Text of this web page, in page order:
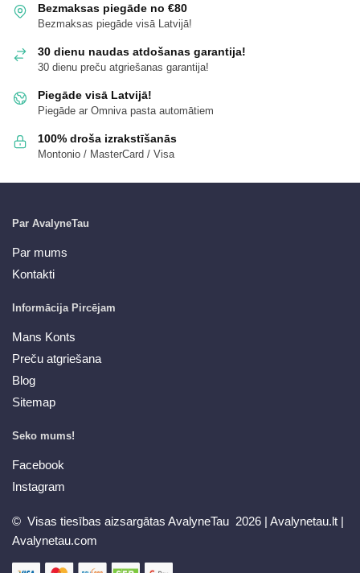
Bezmaksas piegāde no €80
Bezmaksas piegāde visā Latvijā!
30 dienu naudas atdošanas garantija!
30 dienu preču atgriešanas garantija!
Piegāde visā Latvijā!
Piegāde ar Omniva pasta automātiem
100% droša izrakstīšanās
Montonio / MasterCard / Visa
Par AvalyneTau
Par mums
Kontakti
Informācija Pircējam
Mans Konts
Preču atgriešana
Blog
Sitemap
Seko mums!
Facebook
Instagram
© Visas tiesības aizsargātas AvalyneTau 2026 | Avalynetau.lt |
Avalynetau.com